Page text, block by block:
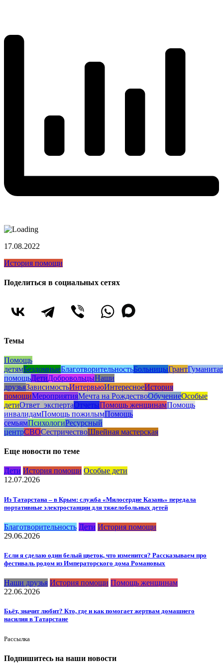
17.08.2022
История помощи
Поделиться в социальных сетях
Темы
Помощь
детямБездомныеБлаготворительностьБольницыГрант
помощьДетиДобровольцыНаши
друзьяЗависимостьИнтервьюИнтересноеИстория
помощиМероприятияМечта на РождествоОбучениеОсобые
детиОтвет_экспертаОтчетыПомощь женщинамПомощь
инвалидамПомощь пожилымПомощь
семьямПсихологиРесурсный
центрСВОСестричествоШвейная мастерская
Еще новости по теме
Дети История помощи Особые дети
12.07.2026
Из Татарстана – в Крым: служба «Милосердие Казань» передала
портативные электростанции для тяжелобольных детей
Благотворительность Дети История помощи
29.06.2026
Если я сделаю один белый цветок, что изменится? Рассказываем про
фестиваль родом из Императорского дома Романовых
Наши друзья История помощи Помощь женщинам
22.06.2026
Бьёт, значит любит? Кто, где и как помогает жертвам домашнего
насилия в Татарстане
Рассылка
Подпишитесь на наши новости